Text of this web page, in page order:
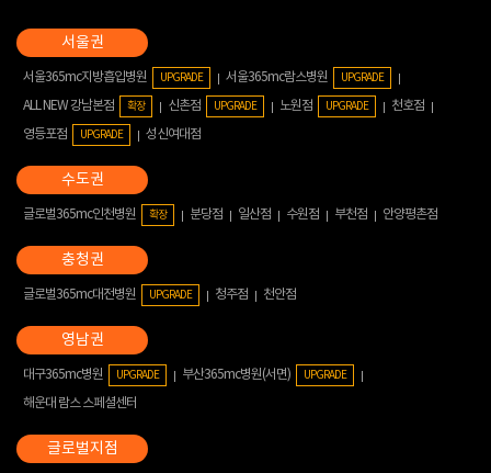
서울365mc지방흡입병원 UPGRADE 서울365mc람스병원 UPGRADE
ALL NEW 강남본점 확장 신촌점 UPGRADE 노원점 UPGRADE
천호점
영등포점
UPGRADE 성신여대점
글로벌365mc인천병원 확장 분당점 일산점 수원점 부천점 안양평촌점
글로벌365mc대전병원 UPGRADE 청주점 천안점
대구365mc병원 UPGRADE 부산365mc병원(서면) UPGRADE
해운대 람스 스페셜센터